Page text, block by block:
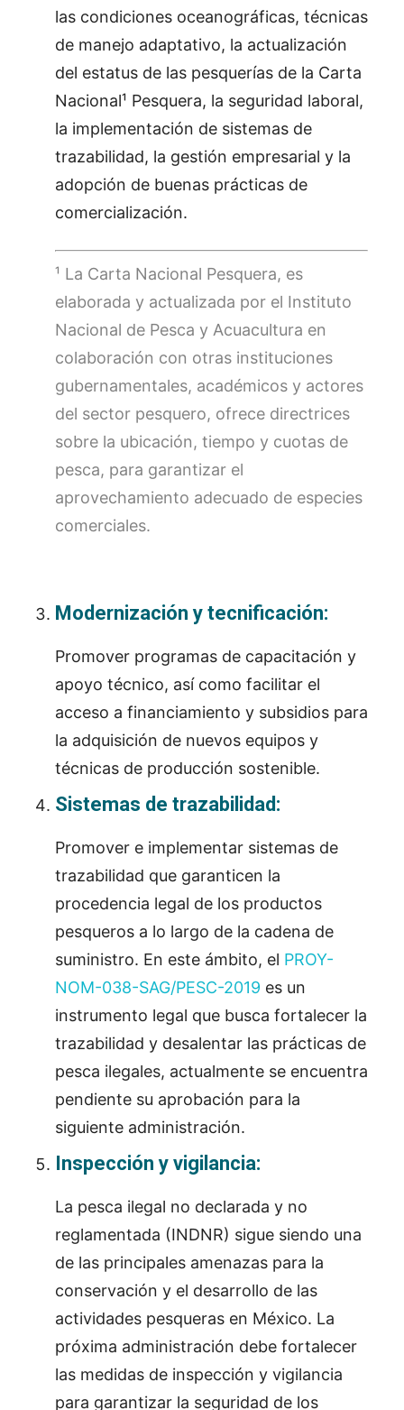
las condiciones oceanográficas, técnicas
de manejo adaptativo, la actualización
del estatus de las pesquerías de la Carta
Nacional¹ Pesquera, la seguridad laboral,
la implementación de sistemas de
trazabilidad, la gestión empresarial y la
adopción de buenas prácticas de
comercialización.
¹ La Carta Nacional Pesquera, es
elaborada y actualizada por el Instituto
Nacional de Pesca y Acuacultura en
colaboración con otras instituciones
gubernamentales, académicos y actores
del sector pesquero, ofrece directrices
sobre la ubicación, tiempo y cuotas de
pesca, para garantizar el
aprovechamiento adecuado de especies
comerciales.
Modernización y tecnificación:
Promover programas de capacitación y
apoyo técnico, así como facilitar el
acceso a financiamiento y subsidios para
la adquisición de nuevos equipos y
técnicas de producción sostenible.
Sistemas de trazabilidad:
Promover e implementar sistemas de
trazabilidad que garanticen la
procedencia legal de los productos
pesqueros a lo largo de la cadena de
suministro. En este ámbito, el PROY-
NOM-038-SAG/PESC-2019 es un
instrumento legal que busca fortalecer la
trazabilidad y desalentar las prácticas de
pesca ilegales, actualmente se encuentra
pendiente su aprobación para la
siguiente administración.
Inspección y vigilancia:
La pesca ilegal no declarada y no
reglamentada (INDNR) sigue siendo una
de las principales amenazas para la
conservación y el desarrollo de las
actividades pesqueras en México. La
próxima administración debe fortalecer
las medidas de inspección y vigilancia
para garantizar la seguridad de los